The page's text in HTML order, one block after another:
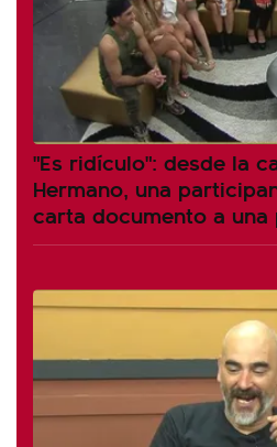
"Es ridículo": desde la
Hermano, una
carta documento a